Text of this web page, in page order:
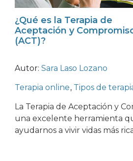
¿Qué es la Terapia de
Aceptación y
(ACT)?
Autor: Sara Laso Lozano
Terapia online, Tipos de
La Terapia de Aceptación y
una excelente herramienta
ayudarnos a vivir vidas más